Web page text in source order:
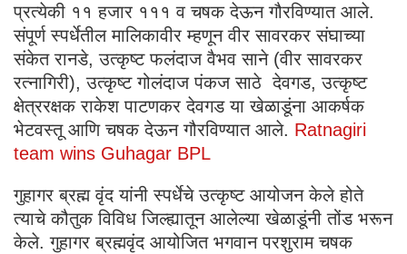
प्रत्येकी ११ हजार १११ व चषक देऊन गौरविण्यात आले.
संपूर्ण स्पर्धेतील मालिकावीर म्हणून वीर सावरकर संघाच्या
संकेत रानडे, उत्कृष्ट फलंदाज वैभव साने (वीर सावरकर
रत्नागिरी), उत्कृष्ट गोलंदाज पंकज साठे देवगड, उत्कृष्ट
क्षेत्ररक्षक राकेश पाटणकर देवगड या खेळाडूंना आकर्षक
भेटवस्तू आणि चषक देऊन गौरविण्यात आले. Ratnagiri
team wins Guhagar BPL
गुहागर ब्रह्म वृंद यांनी स्पर्धेचे उत्कृष्ट आयोजन केले होते
त्याचे कौतुक विविध जिल्ह्यातून आलेल्या खेळाडूंनी तोंड भरून
केले. गुहागर ब्रह्मवृंद आयोजित भगवान परशुराम चषक